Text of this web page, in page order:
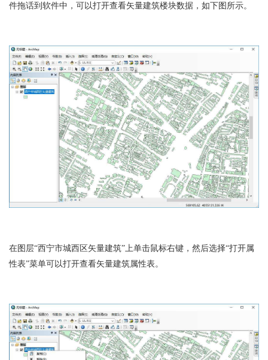
件拖话到软件中，可以打开查看矢量建筑楼块数据，如下图所示。
在图层“西宁市城西区矢量建筑”上单击鼠标右键，然后选择“打开属
性表”菜单可以打开查看矢量建筑属性表。